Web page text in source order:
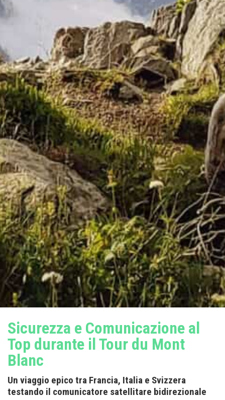
Sicurezza e Comunicazione al
Top durante il Tour du Mont
Blanc
Un viaggio epico tra Francia, Italia e Svizzera
testando il comunicatore satellitare bidirezionale